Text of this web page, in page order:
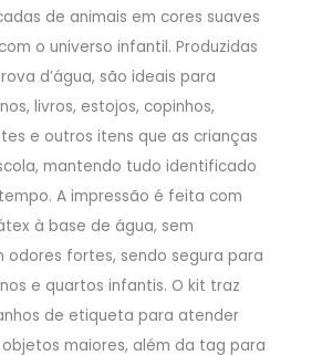
de animais em cores suaves
o universo infantil. Produzidas
d’água, são ideais para
livros, estojos, copinhos,
e outros itens que as crianças
mantendo tudo identificado
A impressão é feita com
à base de água, sem
odores fortes, sendo segura para
e quartos infantis. O kit traz
de etiqueta para atender
maiores, além da tag para